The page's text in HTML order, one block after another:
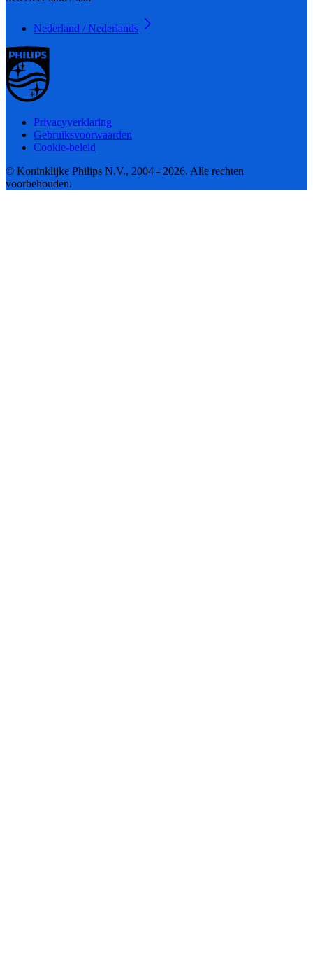
Nederland / Nederlands
Privacyverklaring
Gebruiksvoorwaarden
Cookie-beleid
© Koninklijke Philips N.V., 2004 - 2026. Alle rechten
voorbehouden.